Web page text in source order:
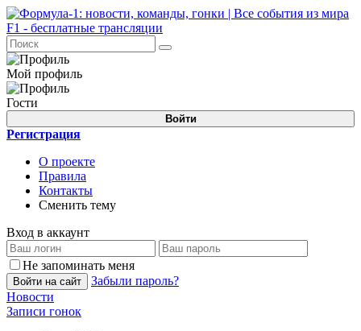
Мой профиль
Гости
Войти
Регистрация
О проекте
Правила
Контакты
Сменить тему
Вход в аккаунт
Не запоминать меня
Войти на сайт
Забыли пароль?
Новости
Записи гонок